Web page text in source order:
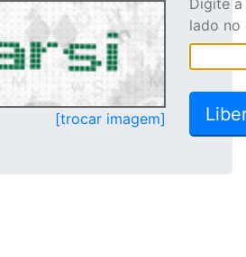
[trocar imagem]
Digite
lado no